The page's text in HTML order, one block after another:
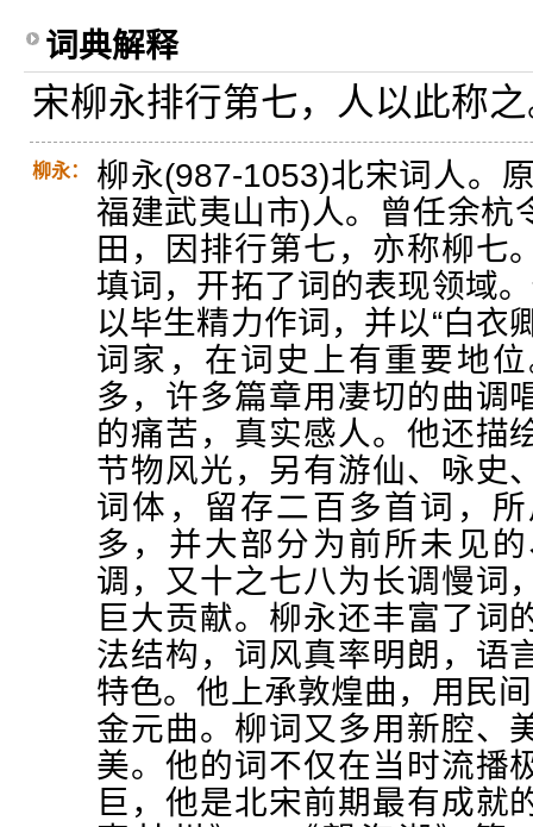
词典解释
宋柳永排行第七，人以此称
柳永：
柳永(987-1053)北宋词人。
福建武夷山市)人。曾任余杭
田，因排行第七，亦称柳七
填词，开拓了词的表现领域
以毕生精力作词，并以“白衣
词家，在词史上有重要地
多，许多篇章用凄切的曲调
的痛苦，真实感人。他还描
节物风光，另有游仙、咏史
词体，留存二百多首词，
多，并大部分为前所未见
调，又十之七八为长调慢词
巨大贡献。柳永还丰富了词
法结构，词风真率明朗，语
特色。他上承敦煌曲，用民
金元曲。柳词又多用新腔、
美。他的词不仅在当时流播
巨，他是北宋前期最有成就